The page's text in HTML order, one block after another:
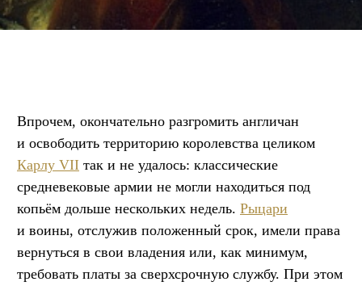
Впрочем, окончательно разгромить англичан
и освободить территорию королевства целиком
Карлу VII так и не удалось: классические
средневековые армии не могли находиться под
копьём дольше нескольких недель. Рыцари
и воины, отслужив положенный срок, имели права
вернуться в свои владения или, как минимум,
требовать платы за сверхсрочную службу. При этом